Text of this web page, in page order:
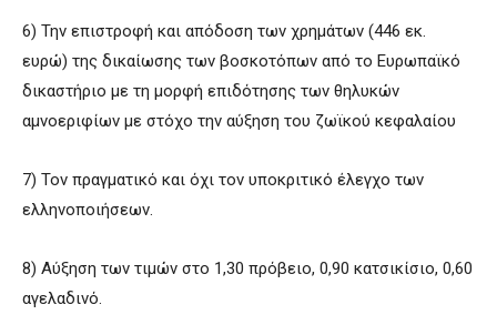
6) Την επιστροφή και απόδοση των χρημάτων (446 εκ.
ευρώ) της δικαίωσης των βοσκοτόπων από το Ευρωπαϊκό
δικαστήριο με τη μορφή επιδότησης των θηλυκών
αμνοεριφίων με στόχο την αύξηση του ζωϊκού κεφαλαίου
7) Τον πραγματικό και όχι τον υποκριτικό έλεγχο των
ελληνοποιήσεων.
8) Αύξηση των τιμών στο 1,30 πρόβειο, 0,90 κατσικίσιο, 0,60
αγελαδινό.